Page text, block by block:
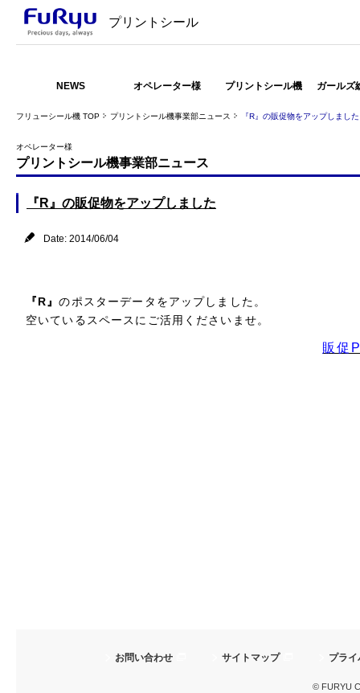
プリントシール
NEWS オペレーター様 プリントシール機 ガールズ
フリューシール機 TOP プリントシール機事業部ニュース 『R』の販促物をアップしました
オペレーター様
プリントシール機事業部ニュース
『R』の販促物をアップしました
Date: 2014/06/04
『R』のポスターデータをアップしました。
空いているスペースにご活用くださいませ。
販促
お問い合わせ サイトマップ プラ
© FURYU